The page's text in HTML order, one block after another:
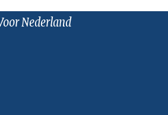
Nederland